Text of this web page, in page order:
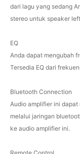
dari lagu yang sedang
stereo untuk speaker
EQ
Anda dapat mengubah
Tersedia EQ dari
Bluetooth Connection
Audio amplifier ini
melalui jaringan
ke audio amplifier ini.